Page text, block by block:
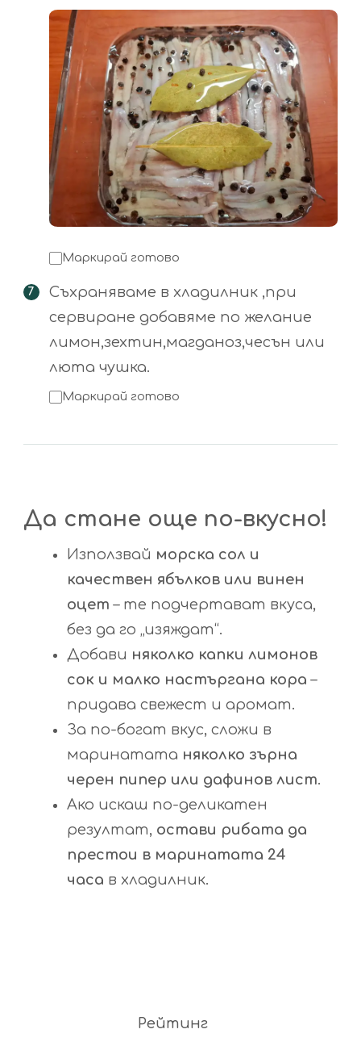
Маркирай готово
Съхраняваме в хладилник ,при
сервиране добавяме по желание
лимон,зехтин,магданоз,чесън или
люта чушка.
Маркирай готово
Да стане още по-вкусно!
Използвай морска сол и
качествен ябълков или винен
оцет – те подчертават вкуса,
без да го „изяждат“.
Добави няколко капки лимонов
сок и малко настъргана кора –
придава свежест и аромат.
За по-богат вкус, сложи в
маринатата няколко зърна
черен пипер или дафинов лист.
Ако искаш по-деликатен
резултат, остави рибата да
престои в маринатата 24
часа в хладилник.
Рейтинг